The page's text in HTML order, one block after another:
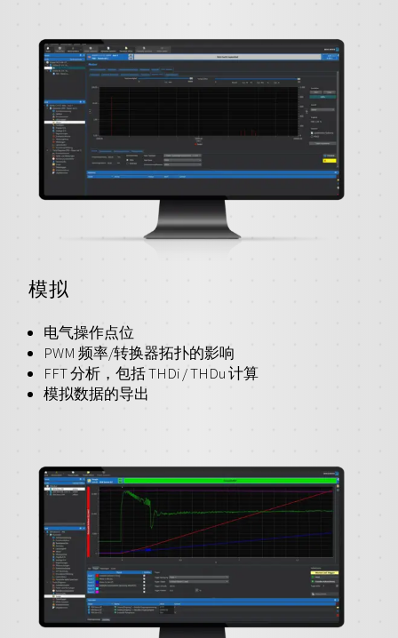
模拟
电气操作点位
PWM 频率/转换器拓扑的影响
FFT 分析，包括 THDi / THDu 计算
模拟数据的导出